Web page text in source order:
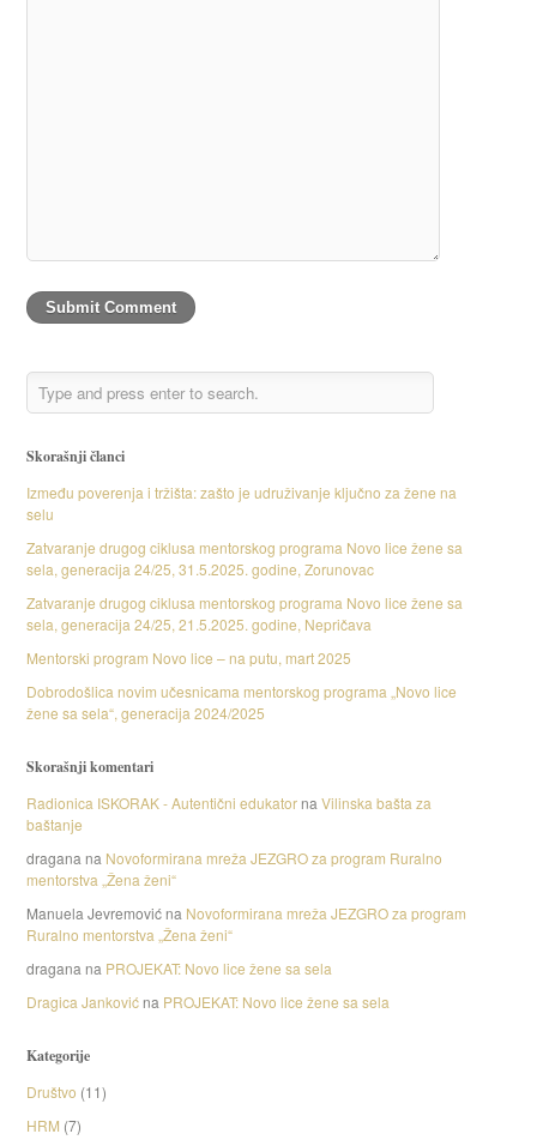
Skorašnji članci
Između poverenja i tržišta: zašto je udruživanje ključno za žene na
selu
Zatvaranje drugog ciklusa mentorskog programa Novo lice žene sa
sela, generacija 24/25, 31.5.2025. godine, Zorunovac
Zatvaranje drugog ciklusa mentorskog programa Novo lice žene sa
sela, generacija 24/25, 21.5.2025. godine, Nepričava
Mentorski program Novo lice – na putu, mart 2025
Dobrodošlica novim učesnicama mentorskog programa „Novo lice
žene sa sela“, generacija 2024/2025
Skorašnji komentari
Radionica ISKORAK - Autentični edukatorna Vilinska bašta za
baštanje
dragana na Novoformirana mreža JEZGRO za program Ruralno
mentorstva „Žena ženi“
Manuela Jevremovićna Novoformirana mreža JEZGRO za program
Ruralno mentorstva „Žena ženi“
dragana na PROJEKAT: Novo lice žene sa sela
Dragica Jankovićna PROJEKAT: Novo lice žene sa sela
Kategorije
Društvo (11)
HRM (7)